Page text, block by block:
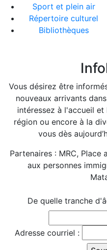
Sport et plein air
Répertoire culturel
Bibliothèques
Vous désirez être
nouveaux arrivants
intéressez à l'accueil
région ou encore à la
vous dès
Partenaires : MRC, Place
aux personnes
De quelle tranche
Adresse courriel :